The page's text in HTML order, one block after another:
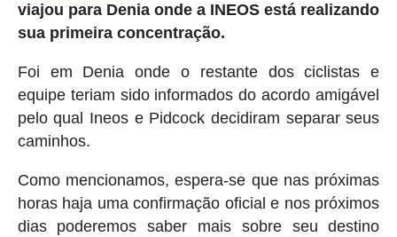
viajou para Denia onde a INEOS está realizando
sua primeira concentração.
Foi em Denia onde o restante dos ciclistas e
equipe teriam sido informados do acordo amigável
pelo qual Ineos e Pidcock decidiram separar seus
caminhos.
Como mencionamos, espera-se que nas próximas
horas haja uma confirmação oficial e nos próximos
dias poderemos saber mais sobre seu destino